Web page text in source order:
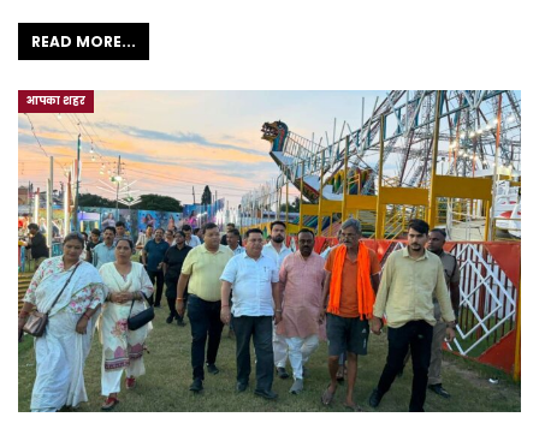
READ MORE...
आपका शहर